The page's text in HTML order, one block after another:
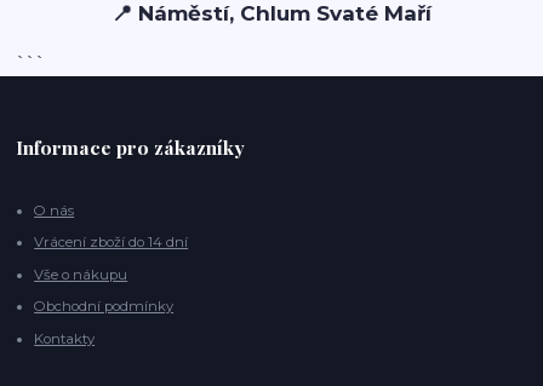
📍 Náměstí, Chlum Svaté Maří
```
Informace pro zákazníky
O nás
Vrácení zboží do 14 dní
Vše o nákupu
Obchodní podmínky
Kontakty